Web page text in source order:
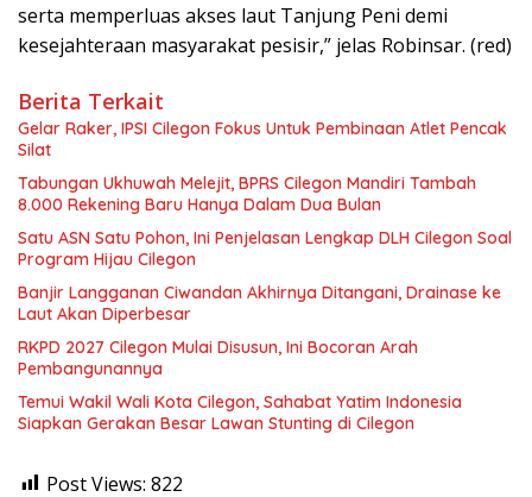
serta memperluas akses laut Tanjung Peni demi
kesejahteraan masyarakat pesisir,” jelas Robinsar. (red)
Berita Terkait
Gelar Raker, IPSI Cilegon Fokus Untuk Pembinaan Atlet Pencak
Silat
Tabungan Ukhuwah Melejit, BPRS Cilegon Mandiri Tambah
8.000 Rekening Baru Hanya Dalam Dua Bulan
Satu ASN Satu Pohon, Ini Penjelasan Lengkap DLH Cilegon Soal
Program Hijau Cilegon
Banjir Langganan Ciwandan Akhirnya Ditangani, Drainase ke
Laut Akan Diperbesar
RKPD 2027 Cilegon Mulai Disusun, Ini Bocoran Arah
Pembangunannya
Temui Wakil Wali Kota Cilegon, Sahabat Yatim Indonesia
Siapkan Gerakan Besar Lawan Stunting di Cilegon
Post Views: 822